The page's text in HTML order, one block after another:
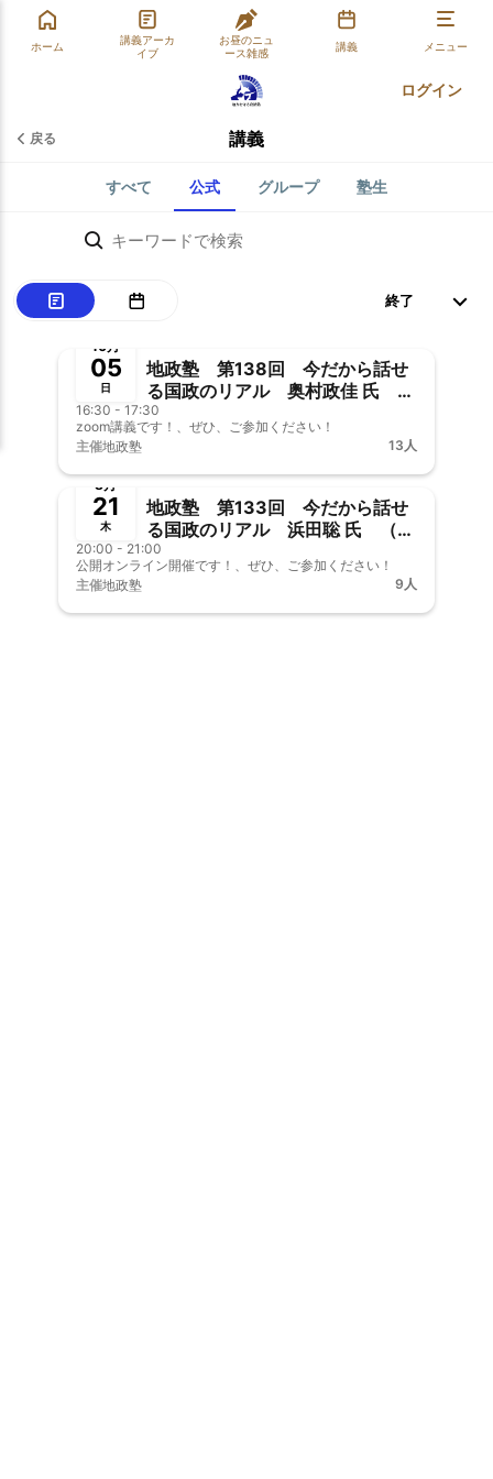
ホーム
講義アーカ
イブ
お昼のニュ
ース雑感
講義 メニュー
ログイン
戻る 講義
すべて 公式 グループ 塾生
10月
05
日
地政塾 第138回 今だから話せ
る国政のリアル 奥村政佳 氏
（公開オンライン講義）
16:30 - 17:30
zoom講義です！、ぜひ、ご参加ください！
主催地政塾 13人
終了
8月
21
木
地政塾 第133回 今だから話せ
る国政のリアル 浜田聡 氏 （公
開オンライン講義）
20:00 - 21:00
公開オンライン開催です！、ぜひ、ご参加ください！
主催地政塾 9人